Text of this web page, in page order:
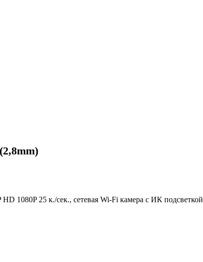
1080P 25 к./сек., сетевая Wi-Fi камера с ИК подсветкой